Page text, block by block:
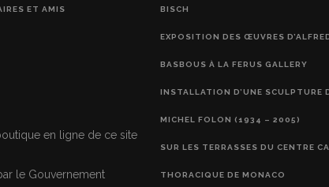
ET AMIS
en ligne de ce site
le Gouvernement
BISCH
EXPOSITION DES ŒUVRES
BASBOUS À LA FERUS GALLERY
INSTALLATION D’UNE SCULPTURE
MICHEL FOLON (1934 – 2005)
SUR LES TERRASSES DU CENTRE
THORACIQUE DE MONACO